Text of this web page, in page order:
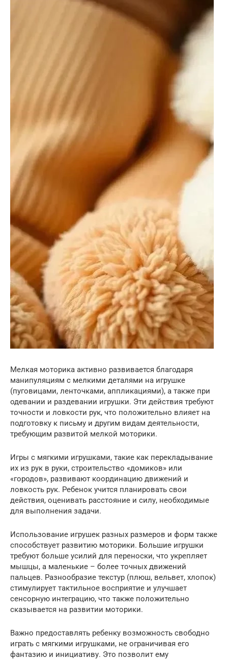
Мелкая моторика активно развивается благодаря
манипуляциям с мелкими деталями на игрушке
(пуговицами, ленточками, аппликациями), а также при
одевании и раздевании игрушки. Эти действия требуют
точности и ловкости рук, что положительно влияет на
подготовку к письму и другим видам деятельности,
требующим развитой мелкой моторики.
Игры с мягкими игрушками, такие как перекладывание
их из рук в руки, строительство «домиков» или
«городов», развивают координацию движений и
ловкость рук. Ребенок учится планировать свои
действия, оценивать расстояние и силу, необходимые
для выполнения задачи.
Использование игрушек разных размеров и форм также
способствует развитию моторики. Большие игрушки
требуют больше усилий для переноски, что укрепляет
мышцы, а маленькие – более точных движений
пальцев. Разнообразие текстур (плюш, вельвет, хлопок)
стимулирует тактильное восприятие и улучшает
сенсорную интеграцию, что также положительно
сказывается на развитии моторики.
Важно предоставлять ребенку возможность свободно
играть с мягкими игрушками, не ограничивая его
фантазию и инициативу. Это позволит ему